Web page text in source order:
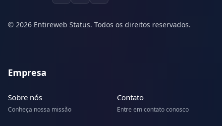
© 2026 Entireweb Status. Todos os direitos reservados.
Empresa
Sobre nós
Conheça nossa missão
Contato
Entre em contato conosco